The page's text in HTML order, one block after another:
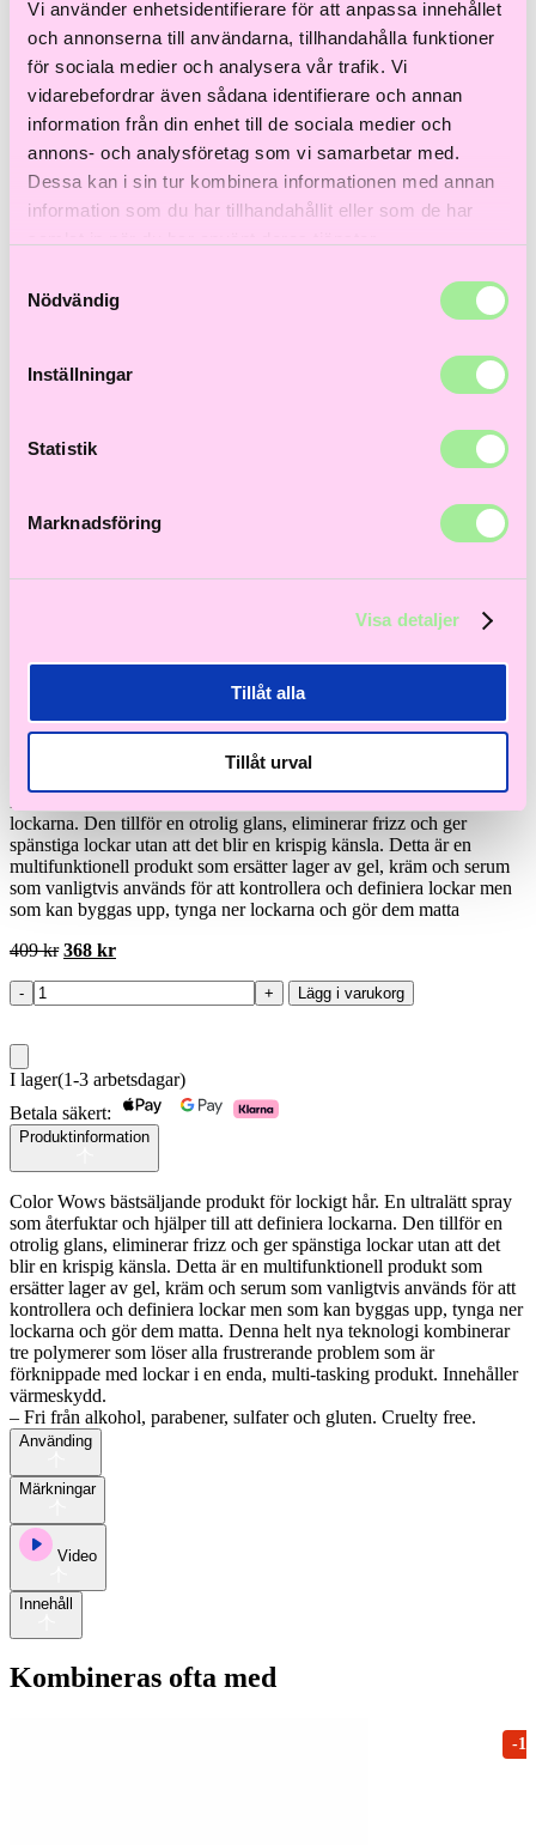
Vi använder enhetsidentifierare för att anpassa innehållet
och annonserna till användarna, tillhandahålla funktioner
för sociala medier och analysera vår trafik. Vi
vidarebefordrar även sådana identifierare och annan
information från din enhet till de sociala medier och
annons- och analysföretag som vi samarbetar med.
Dessa kan i sin tur kombinera informationen med annan
information som du har tillhandahållit eller som de har
Nödvändig
Inställningar
Statistik
Marknadsföring
Visa detaljer
Tillåt alla
Tillåt urval
Hem>Åldrande hår > Dream Coat Curly
-10%
Dream Coat Curly
Dream Coat Curly 200ml. Color Wows bästsäljande
produkt för lockigt hår.
En ultralätt spray som återfuktar och hjälper till att definiera
lockarna. Den tillför en otrolig glans, eliminerar frizz och ger
spänstiga lockar utan att det blir en krispig känsla. Detta är en
multifunktionell produkt som ersätter lager av gel, kräm och serum
som vanligtvis används för att kontrollera och definiera lockar men
som kan byggas upp, tynga ner lockarna och gör dem matta
409kr Det
368 krDet
-
Dream
Curly
mängd
+ Lägg i varukorg
I lager(1-3 arbetsdagar)
Betala säkert:
Produktinformation
Color Wows bästsäljande produkt för lockigt hår. En ultralätt spray
som återfuktar och hjälper till att definiera lockarna. Den tillför en
otrolig glans, eliminerar frizz och ger spänstiga lockar utan att det
blir en krispig känsla. Detta är en multifunktionell produkt som
ersätter lager av gel, kräm och serum som vanligtvis används för att
kontrollera och definiera lockar men som kan byggas upp, tynga ner
lockarna och gör dem matta. Denna helt nya teknologi kombinerar
tre polymerer som löser alla frustrerande problem som är
förknippade med lockar i en enda, multi-tasking produkt. Innehåller
värmeskydd.
– Fri från alkohol, parabener, sulfater och gluten. Cruelty free.
Använding
Märkningar
Video
Innehåll
Kombineras ofta med
-